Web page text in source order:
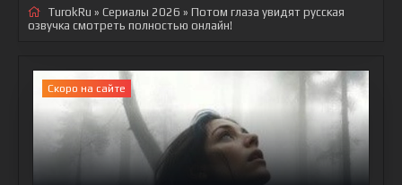
TurokRu » Сериалы 2026 » Потом глаза увидят русская
озвучка смотреть полностью онлайн!
Cкоро на сайте